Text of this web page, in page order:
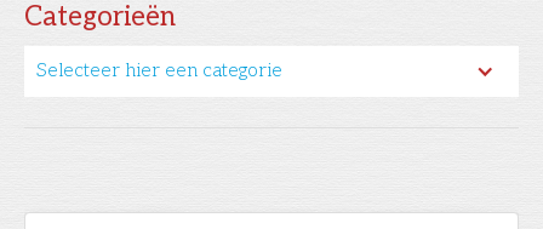
Categorieën
Selecteer hier een categorie